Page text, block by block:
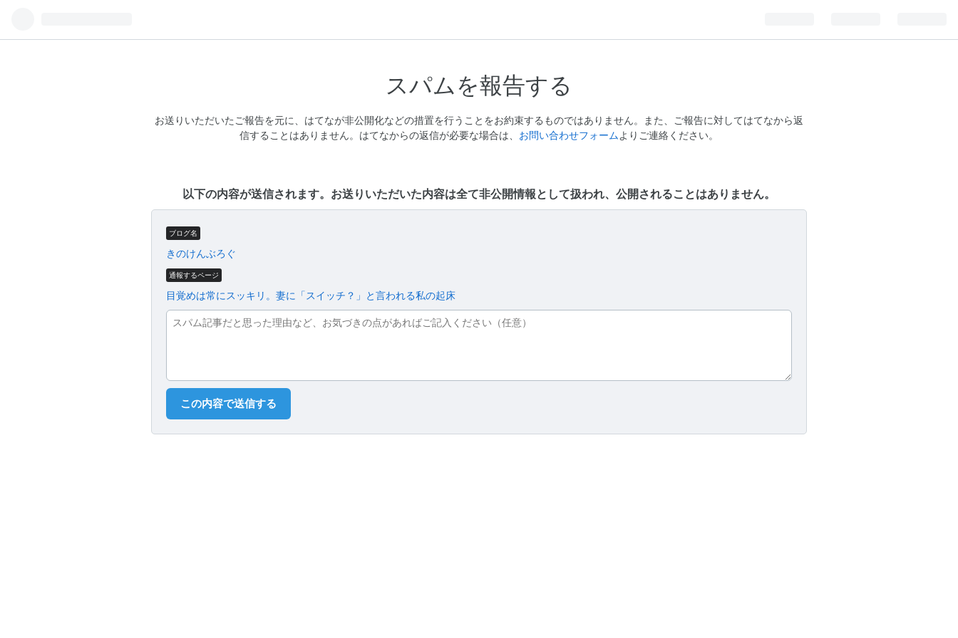
スパムを報告する
お送りいただいたご報告を元に、はてなが非公開化などの措置を行うことをお約束するものではありません。また、ご報告に対してはてなから返
信することはありません。はてなからの返信が必要な場合は、 お問い合わせフォームよりご連絡ください。
以下の内容が送信されます。お送りいただいた内容は全て非公開情報として扱われ、公開されることはありません。
ブログ名
きのけんぶろぐ
通報するページ
目覚めは常にスッキリ。妻に「スイッチ？」と言われる私の起床